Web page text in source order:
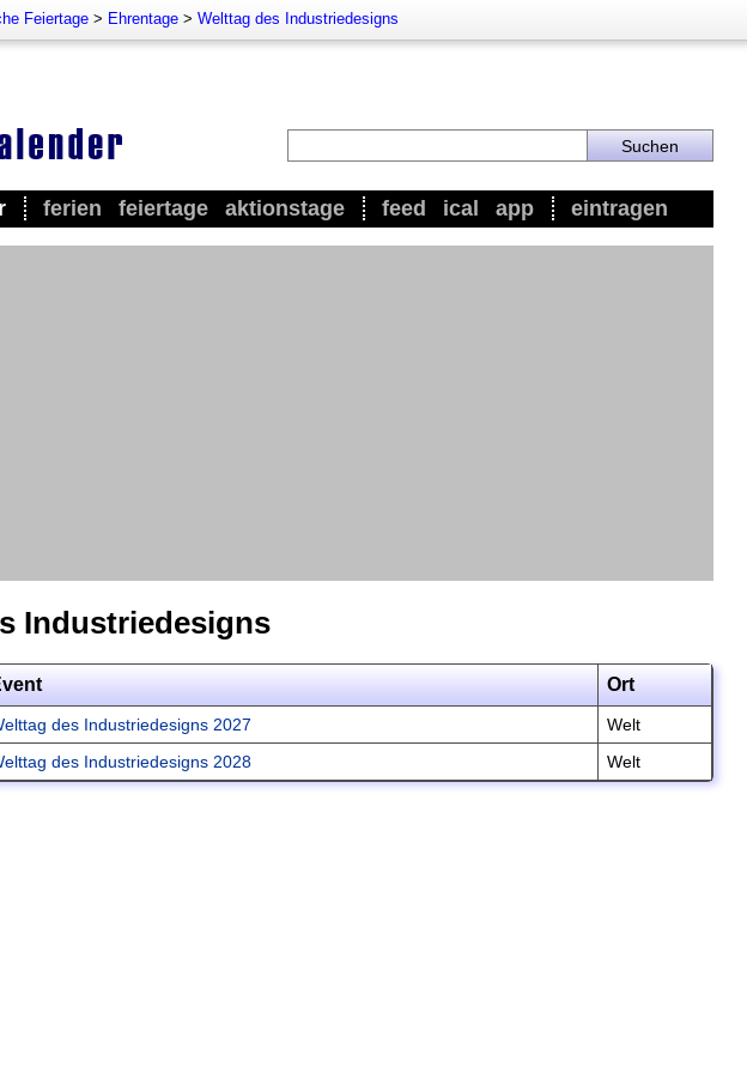
Feiertage > Ehrentage > Welttag des Industriedesigns
ferien feiertage aktionstage feed ical app eintragen
Industriedesigns
Ort
des Industriedesigns 2027
Welt
des Industriedesigns 2028 Welt